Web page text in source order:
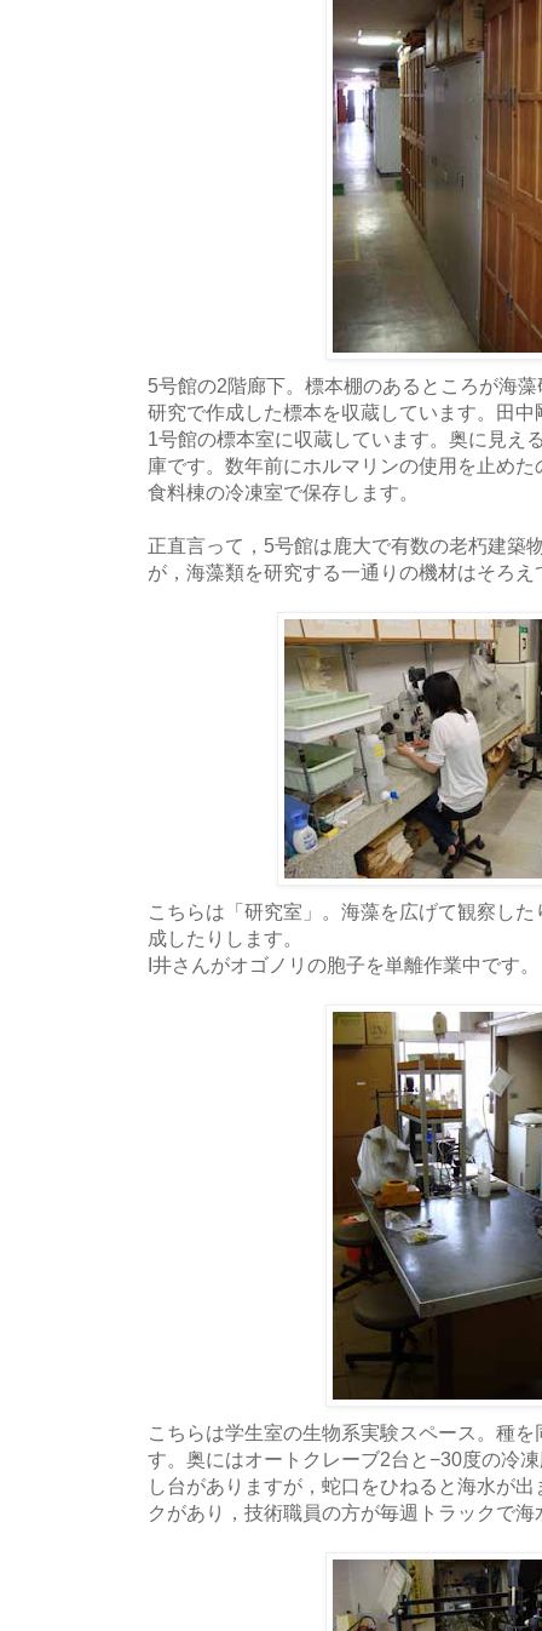
5号館の2階廊下。標本棚のあるところが海
研究で作成した標本を収蔵しています。田
1号館の標本室に収蔵しています。奥に見え
庫です。数年前にホルマリンの使用を止め
食料棟の冷凍室で保存します。
正直言って，5号館は鹿大で有数の老朽建築
が，海藻類を研究する一通りの機材はそろえ
こちらは「研究室」。海藻を広げて観察し
成したりします。
I井さんがオゴノリの胞子を単離作業中です。
こちらは学生室の生物系実験スペース。種
す。奥にはオートクレーブ2台と−30度の冷
し台がありますが，蛇口をひねると海水が
クがあり，技術職員の方が毎週トラックで